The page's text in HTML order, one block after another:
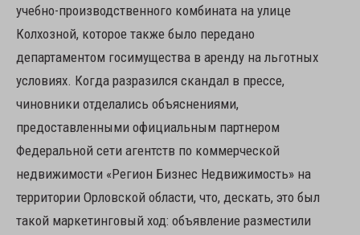
учебно-производственного комбината на улице
Колхозной, которое также было передано
департаментом госимущества в аренду на льготных
условиях. Когда разразился скандал в прессе,
чиновники отделались объяснениями,
предоставленными официальным партнером
Федеральной сети агентств по коммерческой
недвижимости «Регион Бизнес Недвижимость» на
территории Орловской области, что, дескать, это был
такой маркетинговый ход: объявление разместили